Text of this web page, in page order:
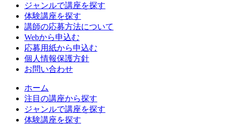
ジャンルで講座を探す
体験講座を探す
講師の応募方法について
Webから申込む
応募用紙から申込む
個人情報保護方針
お問い合わせ
ホーム
注目の講座から探す
ジャンルで講座を探す
体験講座を探す